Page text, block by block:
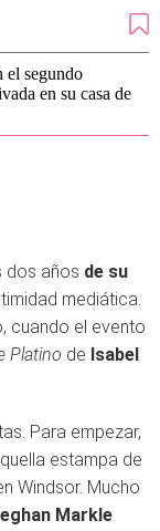
el segundo
en su casa de
dos años de su
mediática.
cuando el evento
Platino de Isabel
Para empezar,
estampa de
Windsor. Mucho
Markle